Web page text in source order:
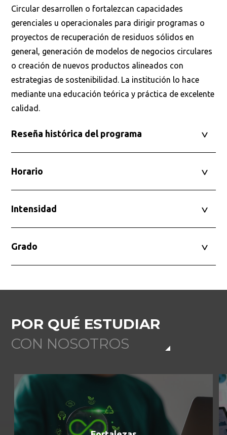
Circular desarrollen o fortalezcan capacidades
gerenciales u operacionales para dirigir programas o
proyectos de recuperación de residuos sólidos en
general, generación de modelos de negocios circulares
o creación de nuevos productos alineados con
estrategias de sostenibilidad. La institución lo hace
mediante una educación teórica y práctica de excelente
calidad.
Reseña histórica del programa
Horario
Intensidad
Grado
POR QUÉ ESTUDIAR
CON NOSOTROS